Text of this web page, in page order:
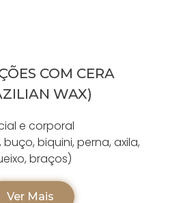
COM CERA
WAX)
e corporal
biquini, perna, axila,
braços)
Ver Mais